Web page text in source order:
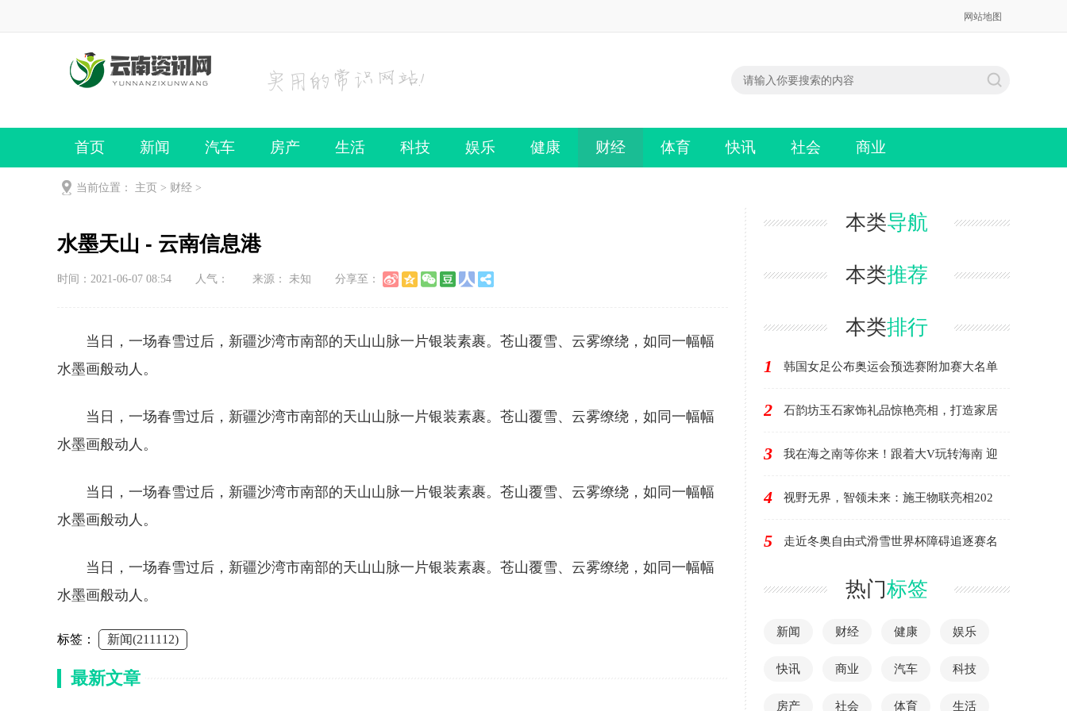
网站地图
首页 新闻 汽车 房产 生活 科技 娱乐 健康 财经 体育 快讯 社会 商业
当前位置： 主页 > 财经 >
水墨天山 - 云南信息港
时间：2021-06-07 08:54 人气： 来源： 未知 分享至：
当日，一场春雪过后，新疆沙湾市南部的天山山脉一片银装素裹。苍山覆雪、云雾缭绕，如同一幅幅
水墨画般动人。
当日，一场春雪过后，新疆沙湾市南部的天山山脉一片银装素裹。苍山覆雪、云雾缭绕，如同一幅幅
水墨画般动人。
当日，一场春雪过后，新疆沙湾市南部的天山山脉一片银装素裹。苍山覆雪、云雾缭绕，如同一幅幅
水墨画般动人。
当日，一场春雪过后，新疆沙湾市南部的天山山脉一片银装素裹。苍山覆雪、云雾缭绕，如同一幅幅
水墨画般动人。
标签： 新闻(211112)
最新文章
本类导航
本类推荐
本类排行
1 韩国女足公布奥运会预选赛附加赛大名单
2 石韵坊玉石家饰礼品惊艳亮相，打造家居
3 我在海之南等你来！跟着大V玩转海南 迎
4 视野无界，智领未来：施王物联亮相202
5 走近冬奥自由式滑雪世界杯障碍追逐赛名
热门标签
新闻 财经 健康 娱乐
快讯 商业 汽车 科技
房产 社会 体育 生活